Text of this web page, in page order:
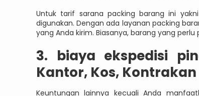
Untuk tarif sarana packing barang ini
digunakan. Dengan ada layanan packing
yang Anda kirim. Biasanya, barang yang
3. biaya ekspedisi
Kantor, Kos, Kontrakan
Keuntungan lainnya kecuali Anda